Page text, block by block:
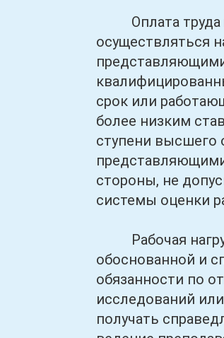
Оплата труда
осуществляться
срок или
более низким
ступени высшего
стороны, не
системы оценки
Рабочая
обоснованной и
обязанности по
исследований
получать